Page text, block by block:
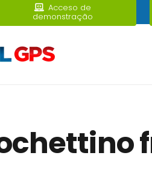
Acceso de
demonstração